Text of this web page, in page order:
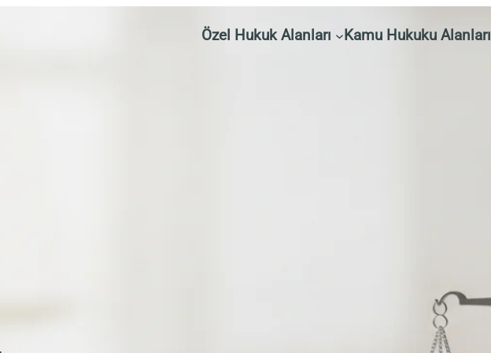
Özel Hukuk Alanları Kamu Hukuku Alanları